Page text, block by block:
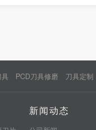
PCD刀具修磨 刀具定制
新闻动态